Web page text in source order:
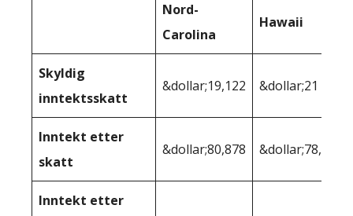
Nord-
Carolina
Hawaii
Skyldig
inntektsskatt
&dollar;19,122 &dollar;21 996
Inntekt etter
skatt
&dollar;80,878 &dollar;78,004
Inntekt etter